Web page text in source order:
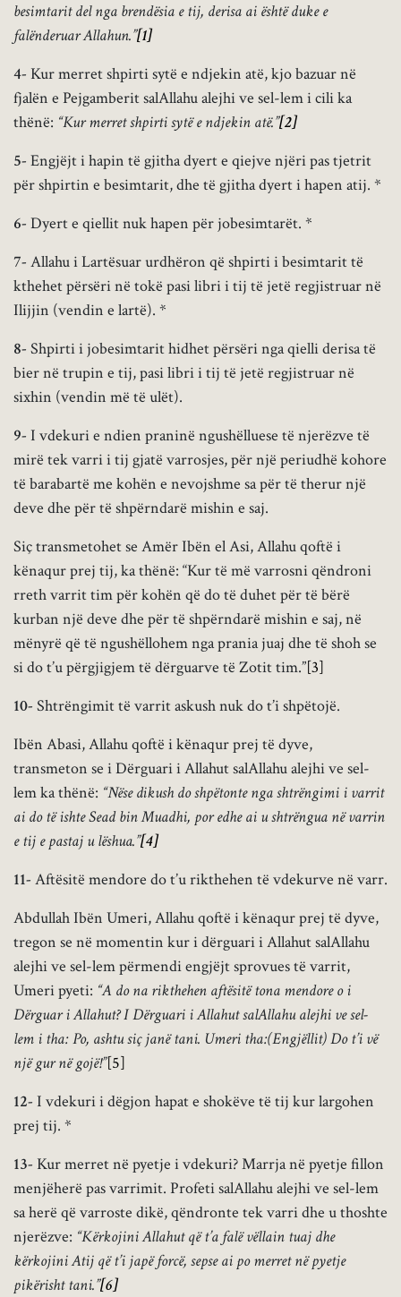
besimtarit del nga brendësia e tij, derisa ai është duke e
falënderuar Allahun.”[1]
4- Kur merret shpirti sytë e ndjekin atë, kjo bazuar në
fjalën e Pejgamberit salAllahu alejhi ve sel-lem i cili ka
thënë: “Kur merret shpirti sytë e ndjekin atë.”[2]
5- Engjëjt i hapin të gjitha dyert e qiejve njëri pas tjetrit
për shpirtin e besimtarit, dhe të gjitha dyert i hapen atij. *
6- Dyert e qiellit nuk hapen për jobesimtarët. *
7- Allahu i Lartësuar urdhëron që shpirti i besimtarit të
kthehet përsëri në tokë pasi libri i tij të jetë regjistruar në
Ilijjin (vendin e lartë). *
8- Shpirti i jobesimtarit hidhet përsëri nga qielli derisa të
bier në trupin e tij, pasi libri i tij të jetë regjistruar në
sixhin (vendin më të ulët).
9- I vdekuri e ndien praninë ngushëlluese të njerëzve të
mirë tek varri i tij gjatë varrosjes, për një periudhë kohore
të barabartë me kohën e nevojshme sa për të therur një
deve dhe për të shpërndarë mishin e saj.
Siç transmetohet se Amër Ibën el Asi, Allahu qoftë i
kënaqur prej tij, ka thënë: “Kur të më varrosni qëndroni
rreth varrit tim për kohën që do të duhet për të bërë
kurban një deve dhe për të shpërndarë mishin e saj, në
mënyrë që të ngushëllohem nga prania juaj dhe të shoh se
si do t’u përgjigjem të dërguarve të Zotit tim.”[3]
10- Shtrëngimit të varrit askush nuk do t’i shpëtojë.
Ibën Abasi, Allahu qoftë i kënaqur prej të dyve,
transmeton se i Dërguari i Allahut salAllahu alejhi ve sel-
lem ka thënë: “Nëse dikush do shpëtonte nga shtrëngimi i varrit
ai do të ishte Sead bin Muadhi, por edhe ai u shtrëngua në varrin
e tij e pastaj u lëshua.”[4]
11- Aftësitë mendore do t’u rikthehen të vdekurve në varr.
Abdullah Ibën Umeri, Allahu qoftë i kënaqur prej të dyve,
tregon se në momentin kur i dërguari i Allahut salAllahu
alejhi ve sel-lem përmendi engjëjt sprovues të varrit,
Umeri pyeti: “A do na rikthehen aftësitë tona mendore o i
Dërguar i Allahut? I Dërguari i Allahut salAllahu alejhi ve sel-
lem i tha: Po, ashtu siç janë tani. Umeri tha:(Engjëllit) Do t’i vë
një gur në gojë!”[5]
12- I vdekuri i dëgjon hapat e shokëve të tij kur largohen
prej tij. *
13- Kur merret në pyetje i vdekuri? Marrja në pyetje fillon
menjëherë pas varrimit. Profeti salAllahu alejhi ve sel-lem
sa herë që varroste dikë, qëndronte tek varri dhe u thoshte
njerëzve: “Kërkojini Allahut që t’a falë vëllain tuaj dhe
kërkojini Atij që t’i japë forcë, sepse ai po merret në pyetje
pikërisht tani.”[6]